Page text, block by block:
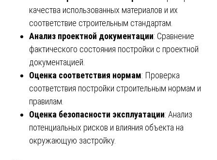
качества использованных материалов и их
соответствие строительным стандартам.
Анализ проектной документации: Сравнение
фактического состояния постройки с проектной
документацией.
Оценка соответствия нормам: Проверка
соответствия постройки строительным нормам и
правилам.
Оценка безопасности эксплуатации: Анализ
потенциальных рисков и влияния объекта на
окружающую застройку.